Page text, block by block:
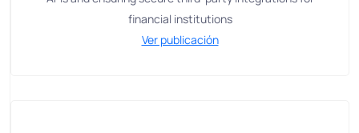
financial institutions
Ver publicación